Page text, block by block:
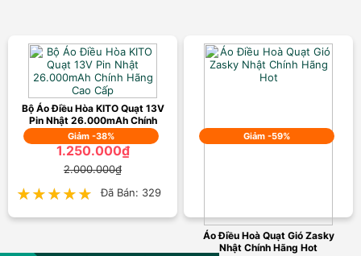
Giảm -38%
Bộ Áo Điều Hòa KITO Quạt 13V
Pin Nhật 26.000mAh Chính
Hãng Cao Cấp
1.250.000₫
2.000.000₫
★★★★★
★★★★★ Đã Bán: 329
Giảm -59%
Áo Điều Hoà Quạt Gió Zasky
Nhật Chính Hãng Hot